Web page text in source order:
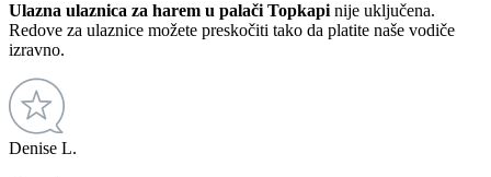
Ulazna ulaznica za harem u palači Topkapi nije uključena.
Redove za ulaznice možete preskočiti tako da platite naše vodiče
izravno.
Denise L.